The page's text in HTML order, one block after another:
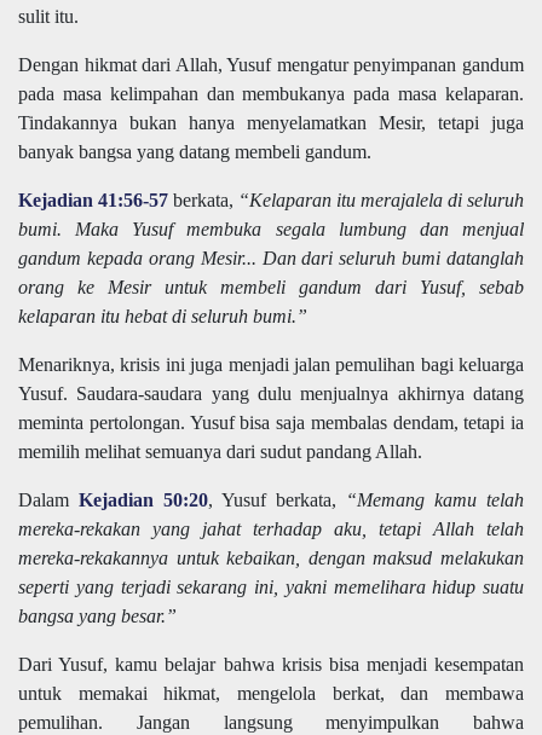
sulit itu.
Dengan hikmat dari Allah, Yusuf mengatur penyimpanan gandum
pada masa kelimpahan dan membukanya pada masa kelaparan.
Tindakannya bukan hanya menyelamatkan Mesir, tetapi juga
banyak bangsa yang datang membeli gandum.
Kejadian 41:56-57 berkata, “Kelaparan itu merajalela di seluruh
bumi. Maka Yusuf membuka segala lumbung dan menjual
gandum kepada orang Mesir... Dan dari seluruh bumi datanglah
orang ke Mesir untuk membeli gandum dari Yusuf, sebab
kelaparan itu hebat di seluruh bumi.”
Menariknya, krisis ini juga menjadi jalan pemulihan bagi keluarga
Yusuf. Saudara-saudara yang dulu menjualnya akhirnya datang
meminta pertolongan. Yusuf bisa saja membalas dendam, tetapi ia
memilih melihat semuanya dari sudut pandang Allah.
Dalam Kejadian 50:20, Yusuf berkata, “Memang kamu telah
mereka-rekakan yang jahat terhadap aku, tetapi Allah telah
mereka-rekakannya untuk kebaikan, dengan maksud melakukan
seperti yang terjadi sekarang ini, yakni memelihara hidup suatu
bangsa yang besar.”
Dari Yusuf, kamu belajar bahwa krisis bisa menjadi kesempatan
untuk memakai hikmat, mengelola berkat, dan membawa
pemulihan. Jangan langsung menyimpulkan bahwa